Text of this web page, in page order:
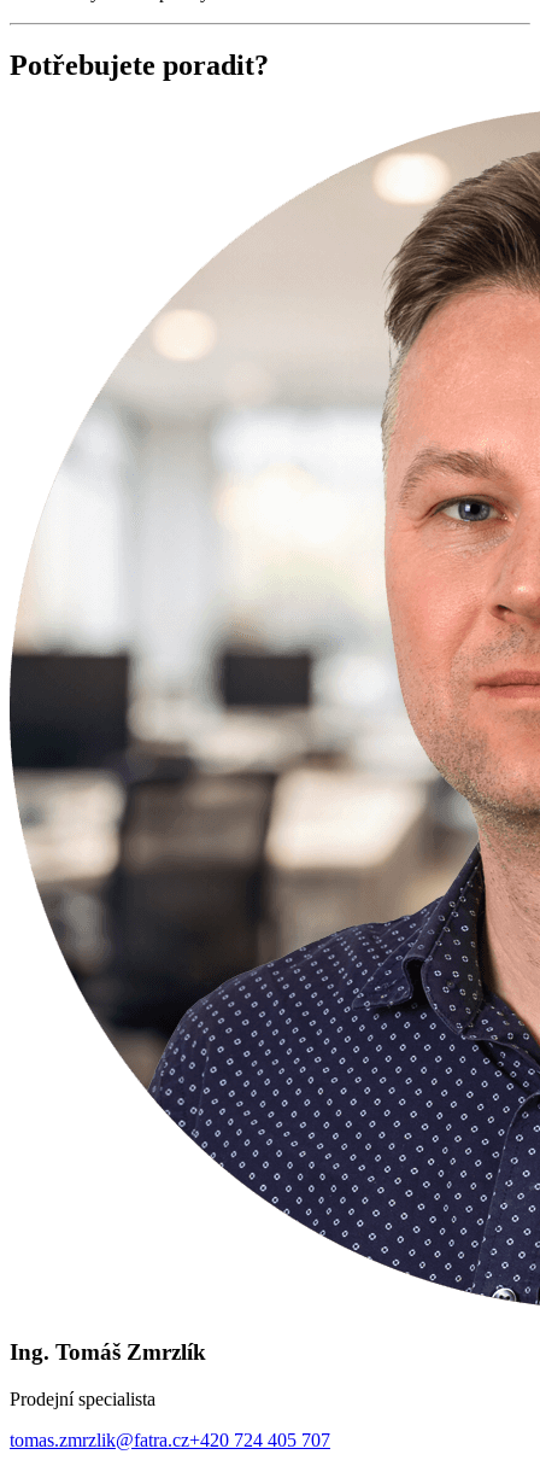
Potřebujete poradit?
Ing. Tomáš Zmrzlík
Prodejní specialista
tomas.zmrzlik@fatra.cz+420 724 405 707